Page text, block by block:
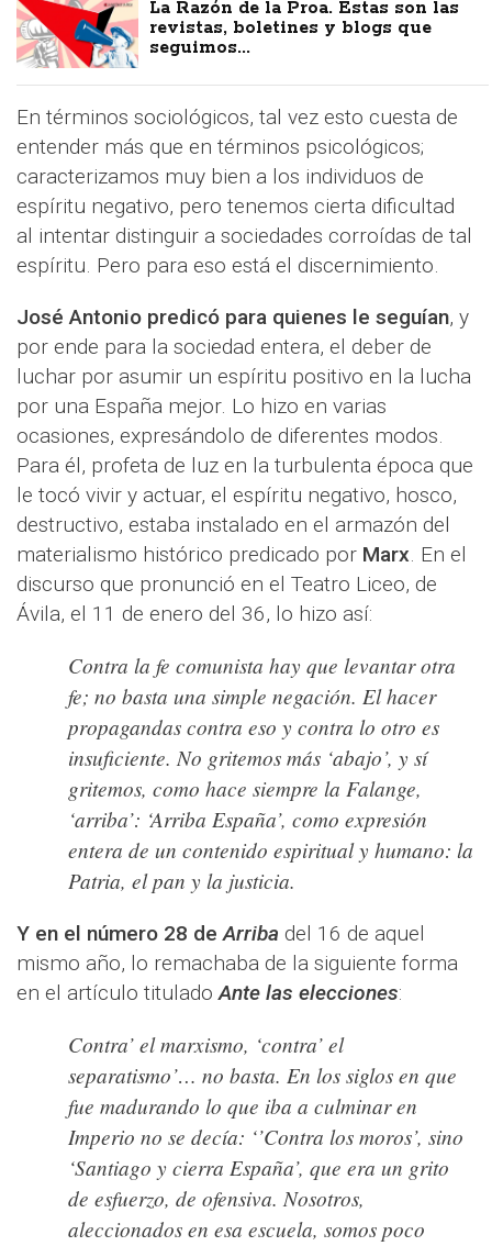
La Razón de la Proa. Estas son las
revistas, boletines y blogs que
seguimos...
En términos sociológicos, tal vez esto cuesta de
entender más que en términos psicológicos;
caracterizamos muy bien a los individuos de
espíritu negativo, pero tenemos cierta dificultad
al intentar distinguir a sociedades corroídas de tal
espíritu. Pero para eso está el discernimiento.
José Antonio predicó para quienes le seguían, y
por ende para la sociedad entera, el deber de
luchar por asumir un espíritu positivo en la lucha
por una España mejor. Lo hizo en varias
ocasiones, expresándolo de diferentes modos.
Para él, profeta de luz en la turbulenta época que
le tocó vivir y actuar, el espíritu negativo, hosco,
destructivo, estaba instalado en el armazón del
materialismo histórico predicado por Marx. En el
discurso que pronunció en el Teatro Liceo, de
Ávila, el 11 de enero del 36, lo hizo así:
Contra la fe comunista hay que levantar otra
fe; no basta una simple negación. El hacer
propagandas contra eso y contra lo otro es
insuficiente. No gritemos más ‘abajo’, y sí
gritemos, como hace siempre la Falange,
‘arriba’: ‘Arriba España’, como expresión
entera de un contenido espiritual y humano: la
Patria, el pan y la justicia.
Y en el número 28 deArriba del 16 de aquel
mismo año, lo remachaba de la siguiente forma
en el artículo tituladoAnte las elecciones:
Contra’ el marxismo, ‘contra’ el
separatismo’… no basta. En los siglos en que
fue madurando lo que iba a culminar en
Imperio no se decía: ‘’Contra los moros’, sino
‘Santiago y cierra España’, que era un grito
de esfuerzo, de ofensiva. Nosotros,
aleccionados en esa escuela, somos poco